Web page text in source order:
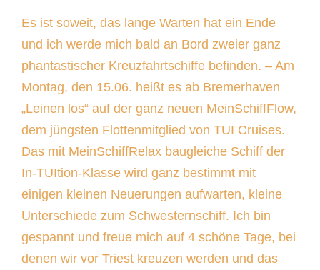
Es ist soweit, das lange Warten hat ein Ende
und ich werde mich bald an Bord zweier ganz
phantastischer Kreuzfahrtschiffe befinden. – Am
Montag, den 15.06. heißt es ab Bremerhaven
„Leinen los“ auf der ganz neuen MeinSchiffFlow,
dem jüngsten Flottenmitglied von TUI Cruises.
Das mit MeinSchiffRelax baugleiche Schiff der
In-TUItion-Klasse wird ganz bestimmt mit
einigen kleinen Neuerungen aufwarten, kleine
Unterschiede zum Schwesternschiff. Ich bin
gespannt und freue mich auf 4 schöne Tage, bei
denen wir vor Triest kreuzen werden und das